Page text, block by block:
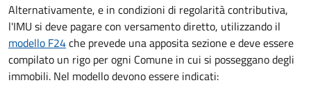
Alternativamente, e in condizioni di regolarità contributiva,
l'IMU si deve pagarecon versamento diretto, utilizzando il
modello F24che prevede una apposita sezione e deve essere
compilato un rigo per ogni Comune in cui si posseggano degli
immobili. Nel modello devono essere indicati: